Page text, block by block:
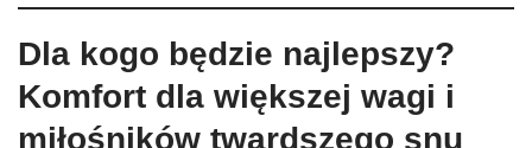
Dla kogo będzie najlepszy?
Komfort dla większej wagi i
miłośników twardszego snu